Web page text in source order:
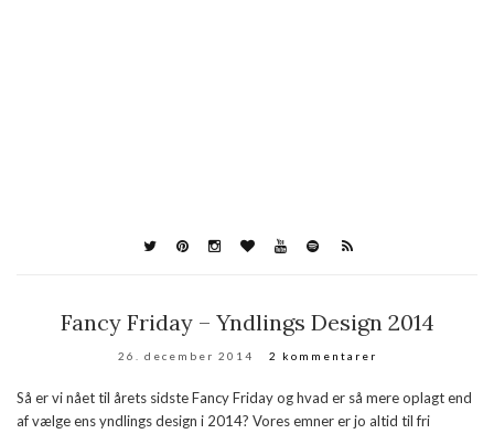
Fancy Friday – Yndlings Design 2014
26. december 2014 2 kommentarer
Så er vi nået til årets sidste Fancy Friday og hvad er så mere oplagt end
af vælge ens yndlings design i 2014? Vores emner er jo altid til fri